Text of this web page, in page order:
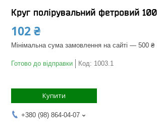
Круг полірувальний фетровий
102 ₴
Мінімальна сума замовлення на сайті — 500 ₴
Готово до відправки Код: 1003.1
Купити
+380 (98) 864-04-07